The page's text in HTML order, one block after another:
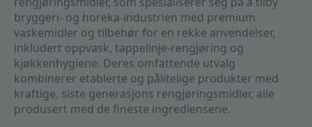
bryggeri- og horeka-industrien med premium
vaskemidler og tilbehør for en rekke anvendelser,
inkludert oppvask, tappelinje-rengjøring og
kjøkkenhygiene. Deres omfattende utvalg
kombinerer etablerte og pålitelige produkter med
kraftige, siste generasjons rengjøringsmidler, alle
produsert med de fineste ingrediensene.